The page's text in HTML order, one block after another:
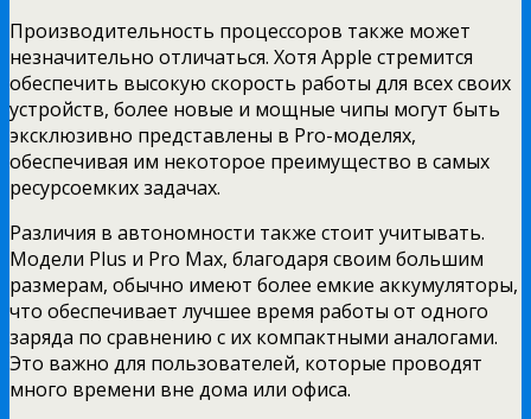
Производительность процессоров также может
незначительно отличаться. Хотя Apple стремится
обеспечить высокую скорость работы для всех своих
устройств, более новые и мощные чипы могут быть
эксклюзивно представлены в Pro-моделях,
обеспечивая им некоторое преимущество в самых
ресурсоемких задачах.
Различия в автономности также стоит учитывать.
Модели Plus и Pro Max, благодаря своим большим
размерам, обычно имеют более емкие аккумуляторы,
что обеспечивает лучшее время работы от одного
заряда по сравнению с их компактными аналогами.
Это важно для пользователей, которые проводят
много времени вне дома или офиса.